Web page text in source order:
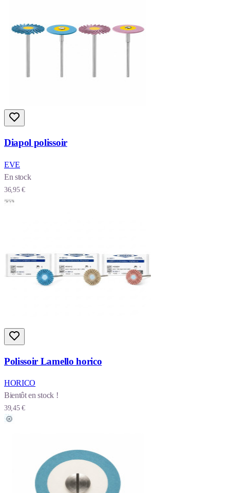
Diapol polissoir
EVE
En stock
36,95 €
Polissoir Lamello horico
HORICO
Bientôt en stock !
39,45 €